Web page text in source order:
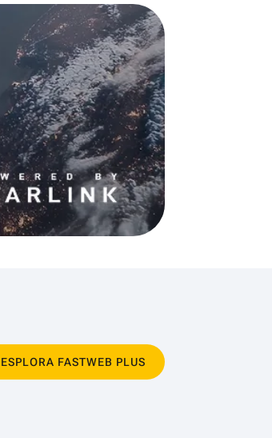
ESPLORA FASTWEB PLUS